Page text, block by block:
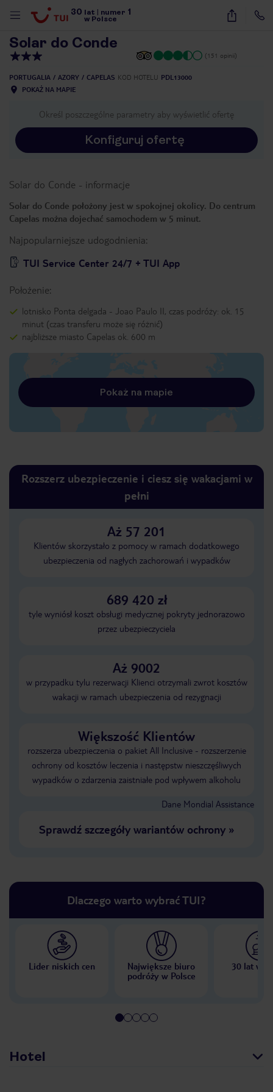
30 lat numer 1
w Polsce
4
Solar do Conde
(151 opinii)
PORTUGALIA AZORY CAPELAS KOD HOTELU PDL13000
POKAŻ NA MAPIE
Określ poszczególne parametry aby wyświetlić ofertę
Konfiguruj ofertę
Solar do Conde - informacje
Solar do Conde położony jest w spokojnej okolicy. Do centrum
Capelas można dojechać samochodem w 5 minut.
Najpopularniejsze udogodnienia:
TUI Service Center 24/7 + TUI App
Położenie:
lotnisko Ponta delgada - Joao Paulo II, czas podróży: ok. 15
minut (czas transferu może się różnić)
najbliższe miasto Capelas ok. 600 m
Pokaż na mapie
Rozszerz ubezpieczenie i ciesz się wakacjami w
pełni
Aż 57 201
Klientów skorzystało z pomocy w ramach dodatkowego
ubezpieczenia od nagłych zachorowań i wypadków
689 420 zł
tyle wyniósł koszt obsługi medycznej pokryty jednorazowo
przez ubezpieczyciela
Aż 9002
w przypadku tylu rezerwacji Klienci otrzymali zwrot kosztów
wakacji w ramach ubezpieczenia od rezygnacji
Większość Klientów
rozszerza ubezpieczenia o pakiet All Inclusive - rozszerzenie
ochrony od kosztów leczenia i następstw nieszczęśliwych
wypadków o zdarzenia zaistniałe pod wpływem alkoholu
Dane Mondial Assistance
Sprawdź szczegóły wariantów ochrony»
Dlaczego warto wybrać TUI?
Lider niskich cen
Największe biuro
podróży w Polsce
30 lat w
Hotel